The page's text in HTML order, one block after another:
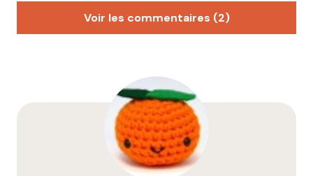
Voir les commentaires (2)
Vue le froid qu’il fait en ce moment (et l’état de mes
pneus…) on ira voir ça l’année prochaine ?
Bonne année et bonne santé pour nous faire
découvrir pleins de sorties sympa autour de Lyon ??